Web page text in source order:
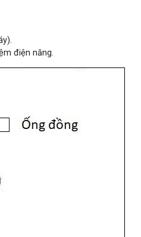
điện năng.